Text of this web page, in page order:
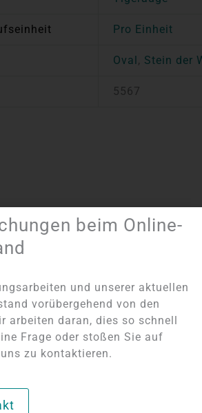
Pro Einheit
Oval, Stein der
5567
Steine der Sorge
AUF LAGER
beim Online-
und unserer aktuellen
vorübergehend von den
arbeiten daran, dies so schnell
Frage oder stoßen Sie auf
zu kontaktieren.